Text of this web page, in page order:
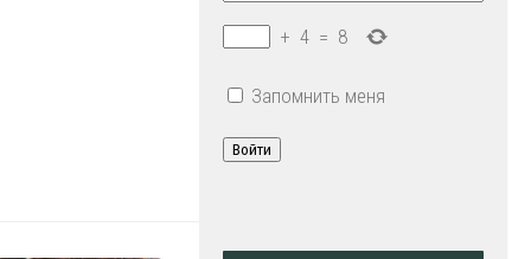
+ 4 = 8
Запомнить меня
Войти